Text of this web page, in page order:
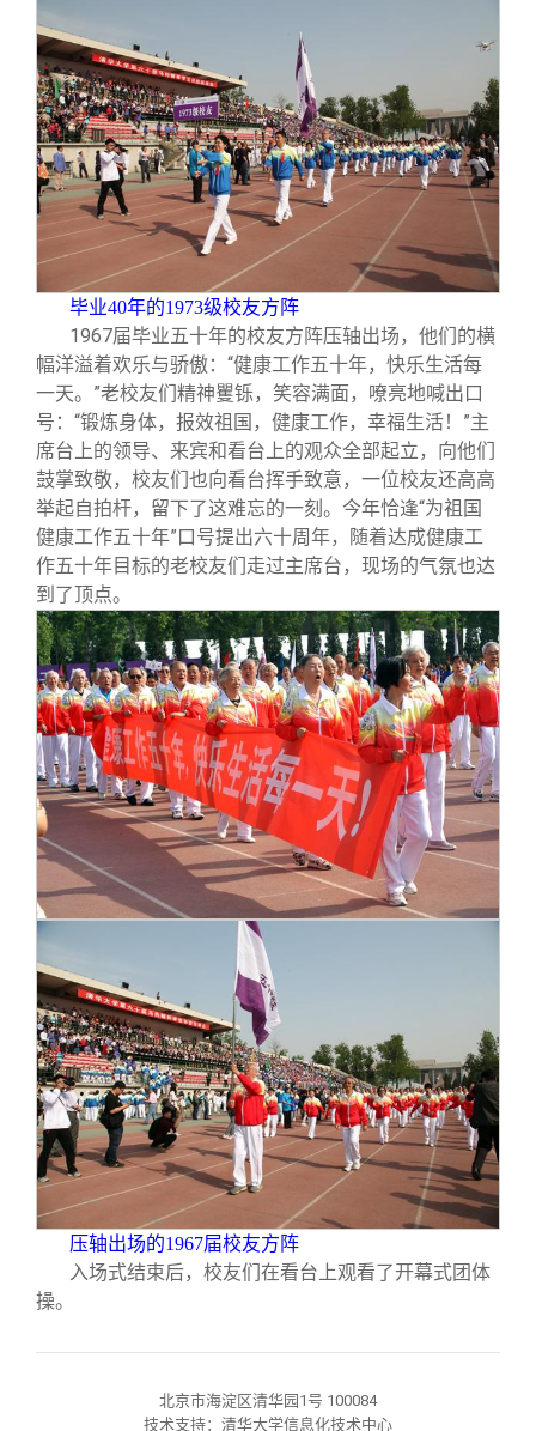
毕业40年的1973级校友方阵
1967届毕业五十年的校友方阵压轴出场，他们的横
幅洋溢着欢乐与骄傲：“健康工作五十年，快乐生活每
一天。”老校友们精神矍铄，笑容满面，嘹亮地喊出口
号：“锻炼身体，报效祖国，健康工作，幸福生活！”主
席台上的领导、来宾和看台上的观众全部起立，向他们
鼓掌致敬，校友们也向看台挥手致意，一位校友还高高
举起自拍杆，留下了这难忘的一刻。今年恰逢“为祖国
健康工作五十年”口号提出六十周年，随着达成健康工
作五十年目标的老校友们走过主席台，现场的气氛也达
到了顶点。
压轴出场的1967届校友方阵
入场式结束后，校友们在看台上观看了开幕式团体
操。
北京市海淀区清华园1号 100084
技术支持：清华大学信息化技术中心